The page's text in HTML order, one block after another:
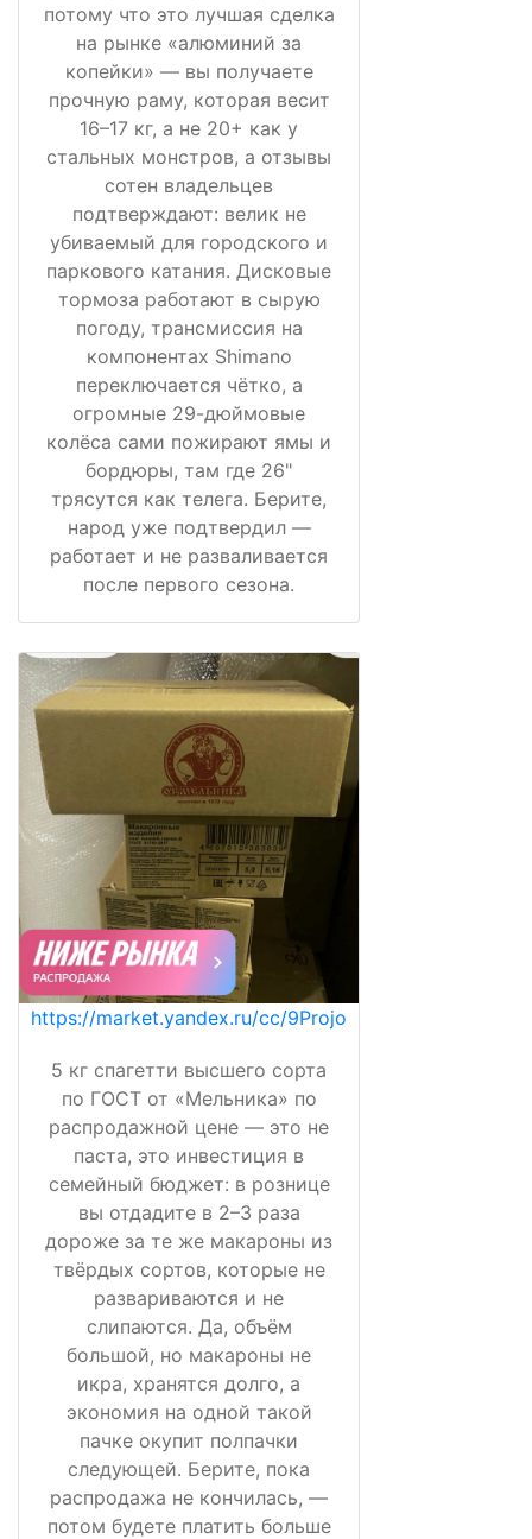
потому что это лучшая сделка
на рынке «алюминий за
копейки» — вы получаете
прочную раму, которая весит
16–17 кг, а не 20+ как у
стальных монстров, а отзывы
сотен владельцев
подтверждают: велик не
убиваемый для городского и
паркового катания. Дисковые
тормоза работают в сырую
погоду, трансмиссия на
компонентах Shimano
переключается чётко, а
огромные 29-дюймовые
колёса сами пожирают ямы и
бордюры, там где 26"
трясутся как телега. Берите,
народ уже подтвердил —
работает и не разваливается
после первого сезона.
https://market.yandex.ru/cc/9Projo
5 кг спагетти высшего сорта
по ГОСТ от «Мельника» по
распродажной цене — это не
паста, это инвестиция в
семейный бюджет: в рознице
вы отдадите в 2–3 раза
дороже за те же макароны из
твёрдых сортов, которые не
развариваются и не
слипаются. Да, объём
большой, но макароны не
икра, хранятся долго, а
экономия на одной такой
пачке окупит полпачки
следующей. Берите, пока
распродажа не кончилась, —
потом будете платить больше